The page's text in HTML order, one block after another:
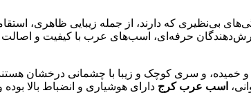
بی‌نظیری که دارند، از جمله زیبایی ظاهری،
حرفه‌ای، اسب‌های عرب با کیفیت و اصالت
و خمیده، و سری کوچک و زیبا با چشمانی درخشان
اسب عرب کرج دارای هوشیاری و انضباط بالا